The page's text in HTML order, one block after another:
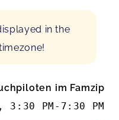
in the
im Famzip
, 3:30 PM - 7:30 PM